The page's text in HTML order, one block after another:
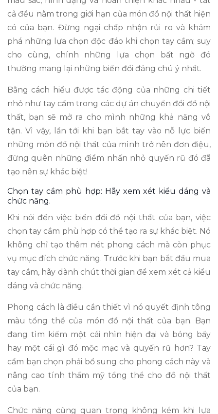
cả đều nằm trong giới hạn của món đồ nội thất hiện
có của bạn. Đừng ngại chấp nhận rủi ro và khám
phá những lựa chọn độc đáo khi chọn tay cầm; suy
cho cùng, chính những lựa chọn bất ngờ đó
thường mang lại những biến đổi đáng chú ý nhất.
Bằng cách hiểu được tác động của những chi tiết
nhỏ như tay cầm trong các dự án chuyển đổi đồ nội
thất, bạn sẽ mở ra cho mình những khả năng vô
tận. Vì vậy, lần tới khi bạn bắt tay vào nỗ lực biến
những món đồ nội thất của mình trở nên đơn điệu,
đừng quên những điểm nhấn nhỏ quyến rũ đó đã
tạo nên sự khác biệt!
Chọn tay cầm phù hợp: Hãy xem xét kiểu dáng và
chức năng.
Khi nói đến việc biến đổi đồ nội thất của bạn, việc
chọn tay cầm phù hợp có thể tạo ra sự khác biệt. Nó
không chỉ tạo thêm nét phong cách mà còn phục
vụ mục đích chức năng. Trước khi bạn bắt đầu mua
tay cầm, hãy dành chút thời gian để xem xét cả kiểu
dáng và chức năng.
Phong cách là điều cần thiết vì nó quyết định tông
màu tổng thể của món đồ nội thất của bạn. Bạn
đang tìm kiếm một cái nhìn hiện đại và bóng bẩy
hay một cái gì đó mộc mạc và quyến rũ hơn? Tay
cầm bạn chọn phải bổ sung cho phong cách này và
nâng cao tính thẩm mỹ tổng thể cho đồ nội thất
của bạn.
Chức năng cũng quan trọng không kém khi lựa